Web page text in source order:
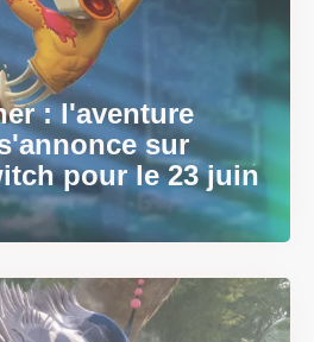
: l'aventure
sur
pour le 23 juin